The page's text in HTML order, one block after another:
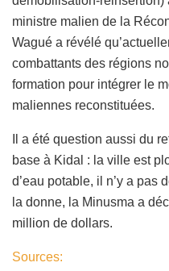
ministre malien de la
Wagué a révélé
combattants des régions
formation pour intégrer le
maliennes reconstituées.
Il a été question aussi du
base à Kidal : la ville est
d’eau potable, il n’y a pas
la donne, la Minusma a
million de dollars.
Sources: